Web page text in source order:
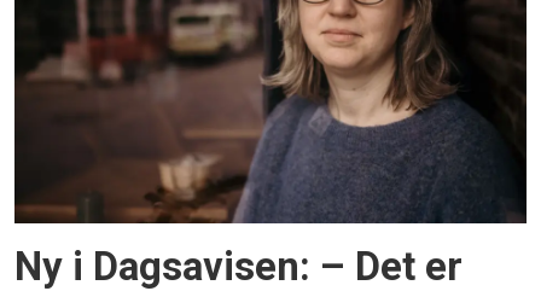
Ny i Dagsavisen: – Det er